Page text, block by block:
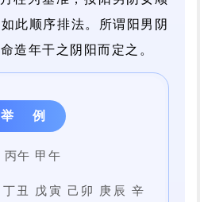
此顺序排法。所谓阳男阴
造年干之阴阳而定之。
举 例
丙午 甲午
丁丑 戊寅 己卯 庚辰 辛